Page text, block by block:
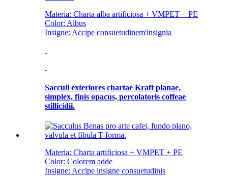
Materia: Charta alba artificiosa + VMPET + PE
Color: Albus
Insigne: Accipe consuetudinem'insignia
Sacculi exteriores chartae Kraft planae,
simplex, finis opacus, percolatoris coffeae
stillicidii.
Materia: Charta artificiosa + VMPET + PE
Color: Colorem adde
Insigne: Accipe insigne consuetudinis